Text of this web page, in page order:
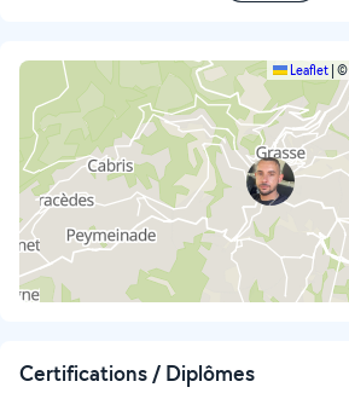
Leaflet ©
Certifications / Diplômes